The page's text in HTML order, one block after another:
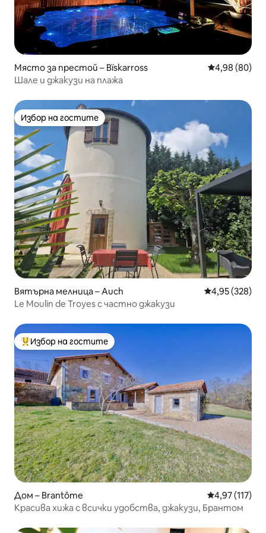
Място за престой – Bïskarross Средна
4,98 (80)
Шале и джакузи на плажа
Избор на гостите
Избор на гостите
Вятърна мелница – Auch Средна
4,95 (328)
Le Moulin de Troyes с частно джакузи
Най-популярен избор на гостите
Избор на гостите
Дом – Brantôme Средна
4,97 (117)
Красива хижа с всички удобства, джакузи, Брантом